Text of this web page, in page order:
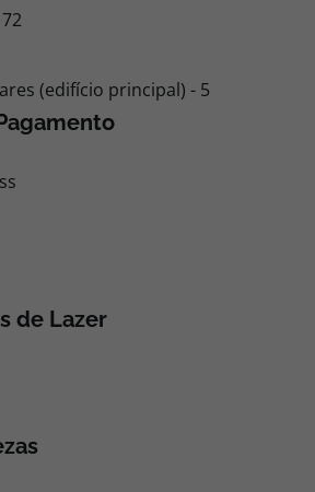
(edifício principal) - 5
de Lazer